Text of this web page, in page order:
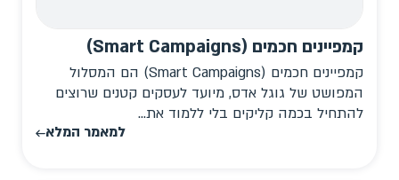
קמפיינים חכמים (Smart Campaigns)
קמפיינים חכמים (Smart Campaigns) הם המסלול
המפושט של גוגל אדס, מיועד לעסקים קטנים שרוצים
להתחיל בכמה קליקים בלי ללמוד את...
למאמר המלא